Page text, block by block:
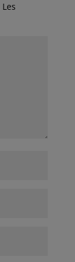
Les